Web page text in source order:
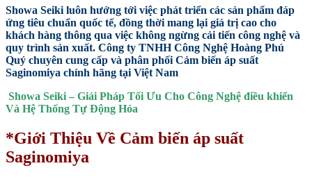
Showa Seiki luôn hướng tới việc phát triển các sản phẩm đáp
ứng tiêu chuẩn quốc tế, đồng thời mang lại giá trị cao cho
khách hàng thông qua việc không ngừng cải tiến công nghệ và
quy trình sản xuất. Công ty TNHH Công Nghệ Hoàng Phú
Quý chuyên cung cấp và phân phối Cảm biến áp suất
Saginomiya chính hãng tại Việt Nam
Showa Seiki – Giải Pháp Tối Ưu Cho Công Nghệ điều khiển
Và Hệ Thống Tự Động Hóa
*Giới Thiệu Về Cảm biến áp suất
Saginomiya